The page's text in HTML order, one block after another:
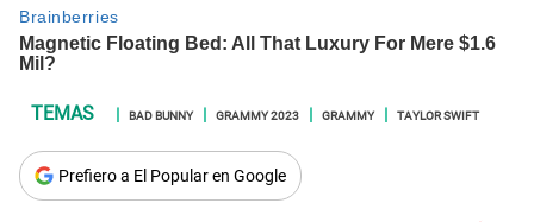
BAD BUNNY GRAMMY 2023 GRAMMY TAYLOR SWIFT
Prefiero a El Popular en Google